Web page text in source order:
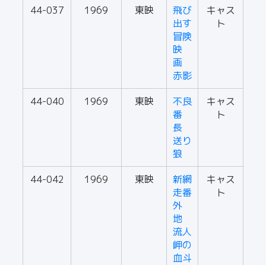
44-037 1969 東映
飛び
出す
冒険
映
画
赤影
キャス
ト
44-040 1969 東映
不良
番
長
送り
狼
キャス
ト
44-042 1969 東映
新網
走番
外
地
流人
岬の
血斗
キャス
ト